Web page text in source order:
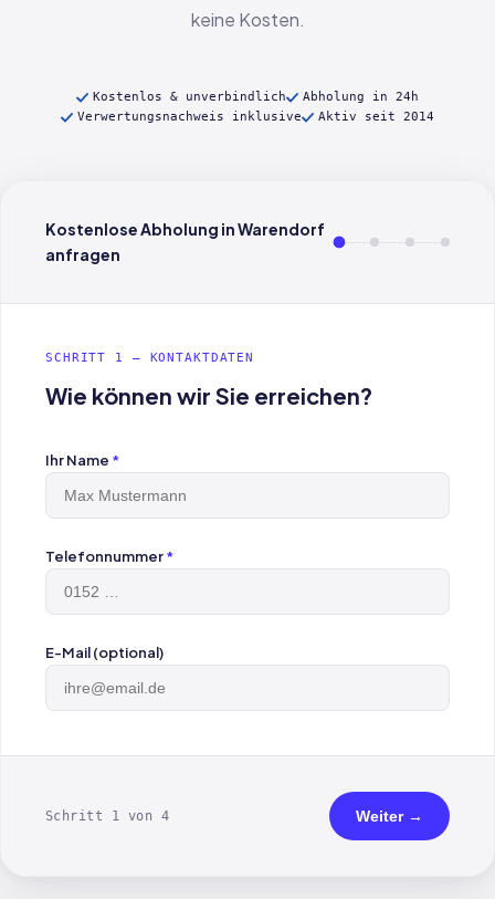
keine Kosten.
Kostenlos & unverbindlich
Abholung in 24h
Verwertungsnachweis inklusive
Aktiv seit 2014
Kostenlose Abholung in Warendorf
anfragen
SCHRITT 1 — KONTAKTDATEN
Wie können wir Sie erreichen?
Ihr Name *
Telefonnummer*
E-Mail (optional)
Schritt 1 von 4 Weiter →